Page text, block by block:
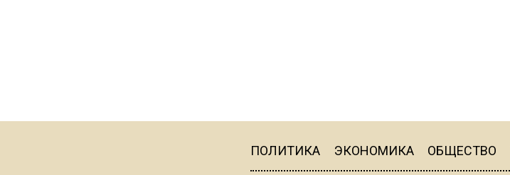
ПОЛИТИКА ЭКОНОМИКА ОБЩЕСТВО